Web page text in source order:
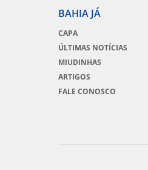
BAHIA JÁ
CAPA
ÚLTIMAS NOTÍCIAS
MIUDINHAS
ARTIGOS
FALE CONOSCO